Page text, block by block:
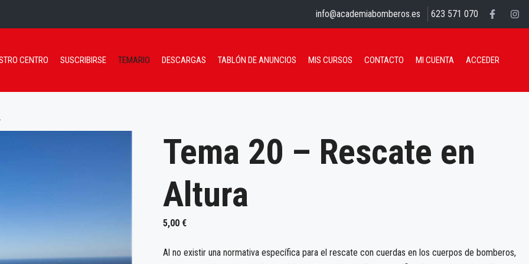
info@academiabomberos.es 623 571 070
CENTRO SUSCRIBIRSE TEMARIO DESCARGAS TABLÓN DE ANUNCIOS MIS CURSOS CONTACTO MI CUENTA ACCEDER
Tema 20 – Rescate en
Altura
5,00 €
Al no existir una normativa específica para el rescate con cuerdas en los cuerpos de bomberos,